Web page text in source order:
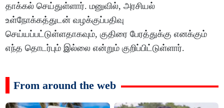
தாக்கல் செய்துள்ளார். மனுவில், அரசியல்
உள்நோக்கத்துடன் வழக்குப்பதிவு
செய்யப்பட்டுள்ளதாகவும், குதிரை பேரத்துக்கு எனக்கும்
எந்த தொடர்பும் இல்லை என்றும் குறிப்பிட்டுள்ளார்.
From around the web